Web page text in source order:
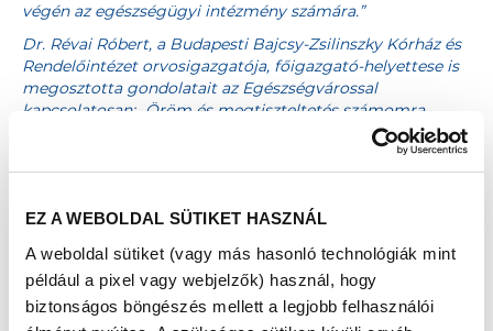
EZ A WEBOLDAL SÜTIKET HASZNÁL
A weboldal sütiket (vagy más hasonló technológiák mint
például a pixel vagy webjelzők) használ, hogy
biztonságos böngészés mellett a legjobb felhasználói
végén az egészségügyi intézmény számára.”
Dr. Révai Róbert, a Budapesti Bajcsy-Zsilinszky Kórház és
Rendelőintézet orvosigazgatója, főigazgató-helyettese is
megosztotta gondolatait az Egészségvárossal
kapcsolatosan: „Öröm és megtiszteltetés számomra,
hogy itt lehetünk Önökkel egy olyan rendezvényen, ami
közösségünk egészségének megőrzését szolgálja. Az
egészségtudatos életmód kialakítása egy élethosszig
elkezdeni. A Richter Egészségváros ezen az úton kínál
a rohanó életvitel mindenhol jelen van életbevágóan
fontos, hogy tudatosan odafigyeljünk egészségünk
megőrzésére. Kardiológusként, a Bajcsy-Zsilinszky Kórház